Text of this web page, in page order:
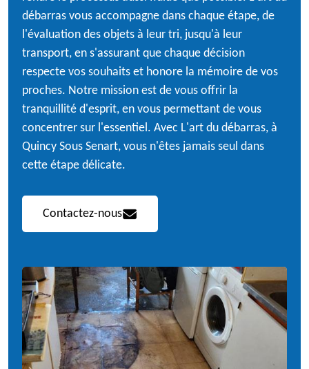
débarras vous accompagne dans chaque étape, de
l'évaluation des objets à leur tri, jusqu'à leur
transport, en s'assurant que chaque décision
respecte vos souhaits et honore la mémoire de vos
proches. Notre mission est de vous offrir la
tranquillité d'esprit, en vous permettant de vous
concentrer sur l'essentiel. Avec L'art du débarras, à
Quincy Sous Senart, vous n'êtes jamais seul dans
cette étape délicate.
Contactez-nous